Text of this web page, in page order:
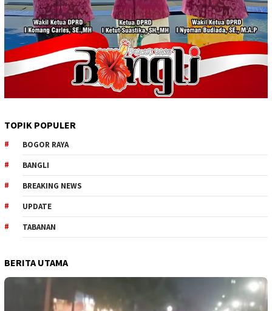
TOPIK POPULER
BOGOR RAYA
BANGLI
BREAKING NEWS
UPDATE
TABANAN
BERITA UTAMA